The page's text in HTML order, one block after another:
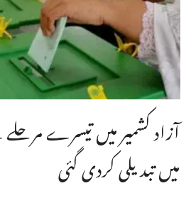
آزاد کشمیر میں تیسرے
میں تبدیلی کردی گئی